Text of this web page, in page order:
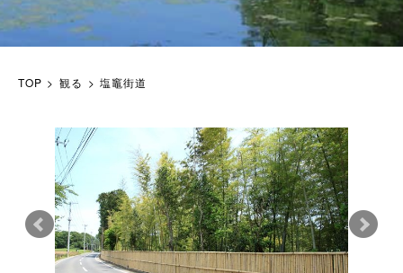
TOP 観る 塩竈街道